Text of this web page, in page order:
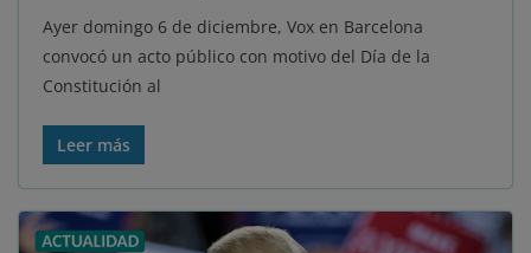
Ayer domingo 6 de diciembre, Vox en Barcelona
convocó un acto público con motivo del Día de la
Constitución al
Leer más